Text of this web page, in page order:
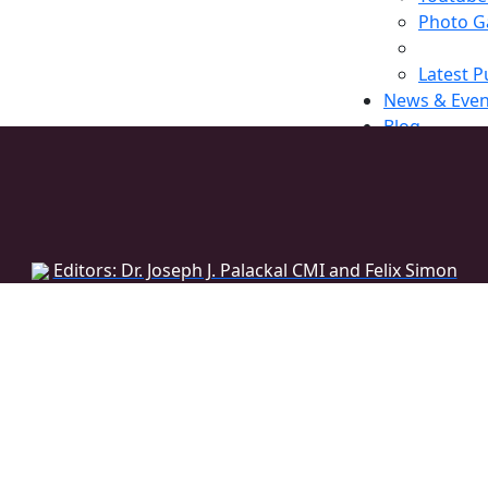
Photo
Latest
News &
Blog
Editors: Dr. Joseph J. Palackal CMI and Felix Simon